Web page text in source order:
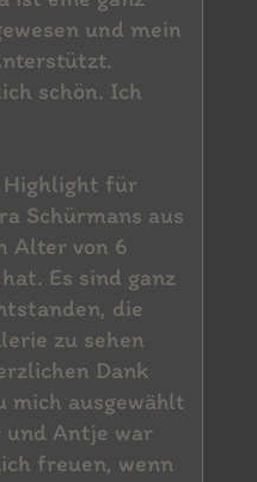
und mein
schön. Ich
Highlight für
Schürmans aus
Alter von 6
Es sind ganz
die
zu sehen
Dank
mich ausgewählt
Antje war
freuen, wenn